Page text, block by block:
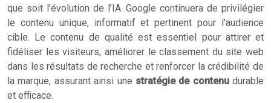
que soit l’évolution de l’IA. Google continuera de privilégier
le contenu unique, informatif et pertinent pour l’audience
cible. Le contenu de qualité est essentiel pour attirer et
fidéliser les visiteurs, améliorer le classement du site web
dans les résultats de recherche et renforcer la crédibilité de
la marque, assurant ainsi une stratégie de contenu durable
et efficace.